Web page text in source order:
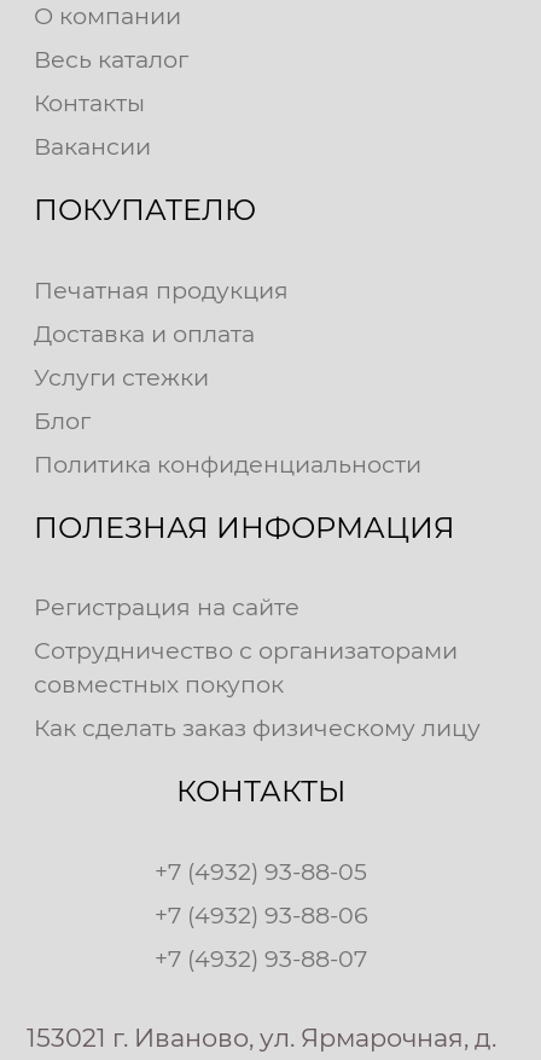
О компании
Весь каталог
Контакты
Вакансии
ПОКУПАТЕЛЮ
Печатная продукция
Доставка и оплата
Услуги стежки
Блог
Политика конфиденциальности
ПОЛЕЗНАЯ ИНФОРМАЦИЯ
Регистрация на сайте
Сотрудничество с организаторами
совместных покупок
Как сделать заказ физическому лицу
КОНТАКТЫ
+7 (4932) 93-88-05
+7 (4932) 93-88-06
+7 (4932) 93-88-07
153021 г. Иваново, ул. Ярмарочная, д.